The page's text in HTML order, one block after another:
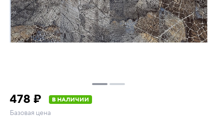
478 ₽ В НАЛИЧИИ
Базовая цена